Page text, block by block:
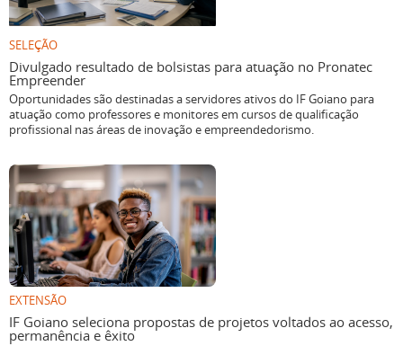
SELEÇÃO
Divulgado resultado de bolsistas para atuação no Pronatec
Empreender
Oportunidades são destinadas a servidores ativos do IF Goiano para
atuação como professores e monitores em cursos de qualificação
profissional nas áreas de inovação e empreendedorismo.
EXTENSÃO
IF Goiano seleciona propostas de projetos voltados ao acesso,
permanência e êxito